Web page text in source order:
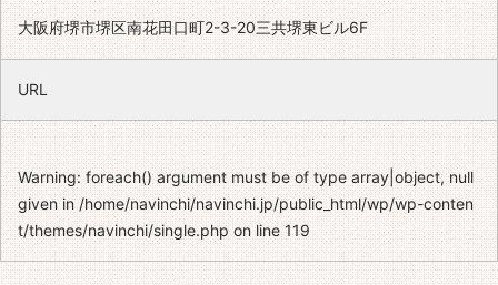
大阪府堺市堺区南花田口町2-3-20三共堺東ビル6F
URL
Warning: foreach() argument must be of type array|object, null
given in/home/navinchi/navinchi.jp/public_html/wp/wp-conten
t/themes/navinchi/single.php on line119